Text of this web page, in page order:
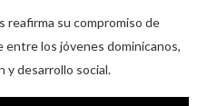
reafirma su compromiso de
los jóvenes dominicanos,
y desarrollo social.